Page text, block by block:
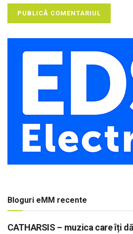
Bloguri eMM recente
CATHARSIS – muzica care îți